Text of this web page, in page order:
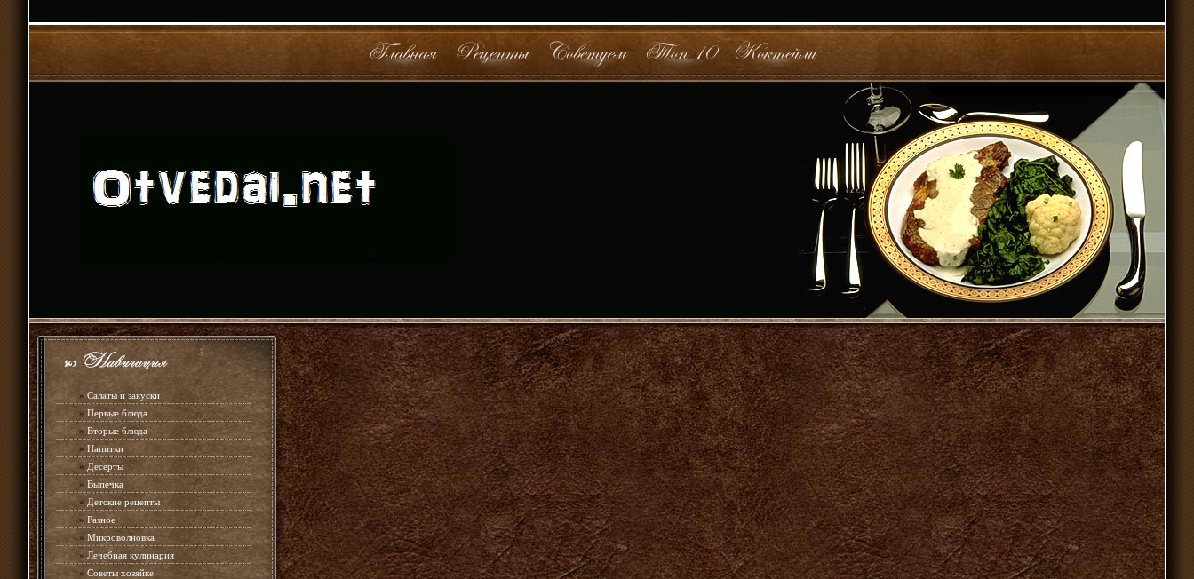
» Салаты и закуски
» Первые блюда
» Вторые блюда
» Напитки
»Десерты
» Выпечка
» Детские рецепты
» Разное
» Микроволновка
» Лечебная кулинария
» Советы хозяйке